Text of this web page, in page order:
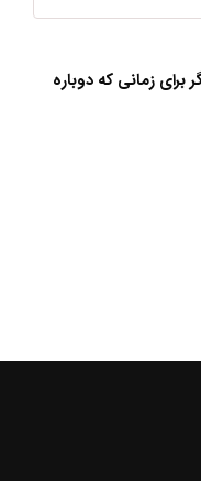
زمانی که دوباره